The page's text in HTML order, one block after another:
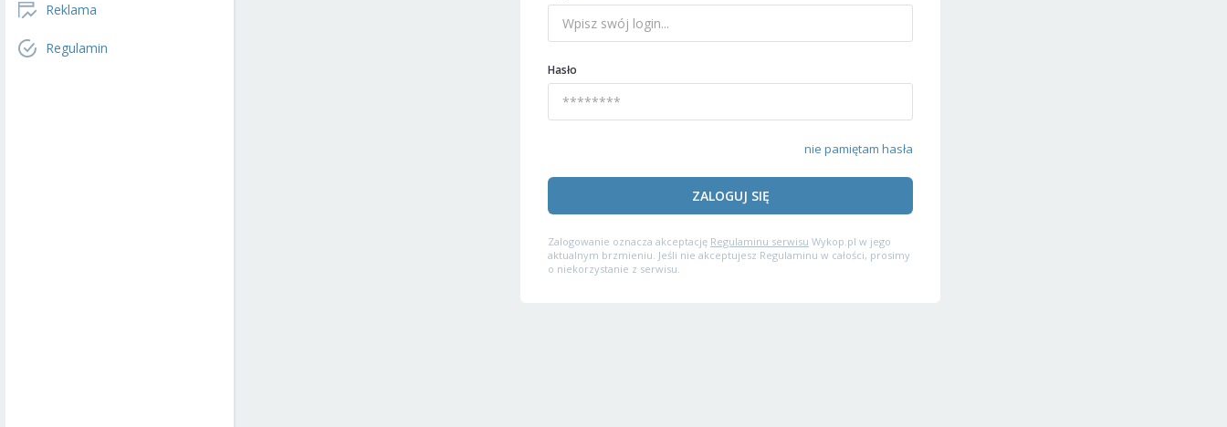
Reklama
Regulamin
Hasło
nie pamiętam hasła
ZALOGUJ SIĘ
Zalogowanie oznacza akceptację Regulaminu serwisu Wykop.pl w jego
aktualnym brzmieniu. Jeśli nie akceptujesz Regulaminu w całości, prosimy
o niekorzystanie z serwisu.